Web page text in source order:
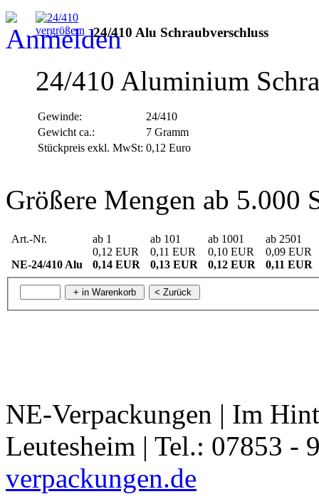
vergrößern 24/410 Alu Schraubverschluss
24/410 Aluminium
Gewinde:
24/410
Gewicht ca.:
7 Gramm
Stückpreis exkl. MwSt: 0,12 Euro
Größere Mengen ab 5.000
Art.-Nr.
NE-24/410 Alu
ab 1
0,12 EUR
0,14 EUR
ab 101
0,11 EUR
0,13 EUR
ab 1001
0,10 EUR
0,12 EUR
ab 2501
0,09 EUR
0,11 EUR
NE-Verpackungen | Im
Leutesheim | Tel.: 07853 -
verpackungen.de